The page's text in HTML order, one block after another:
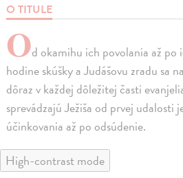
O TITULE
Od okamihu ich povolania až po
hodine skúšky a Judášovu zradu sa
dôraz v každej dôležitej časti
sprevádzajú Ježiša od prvej udalosti
účinkovania až po odsúdenie.
High-contrast mode